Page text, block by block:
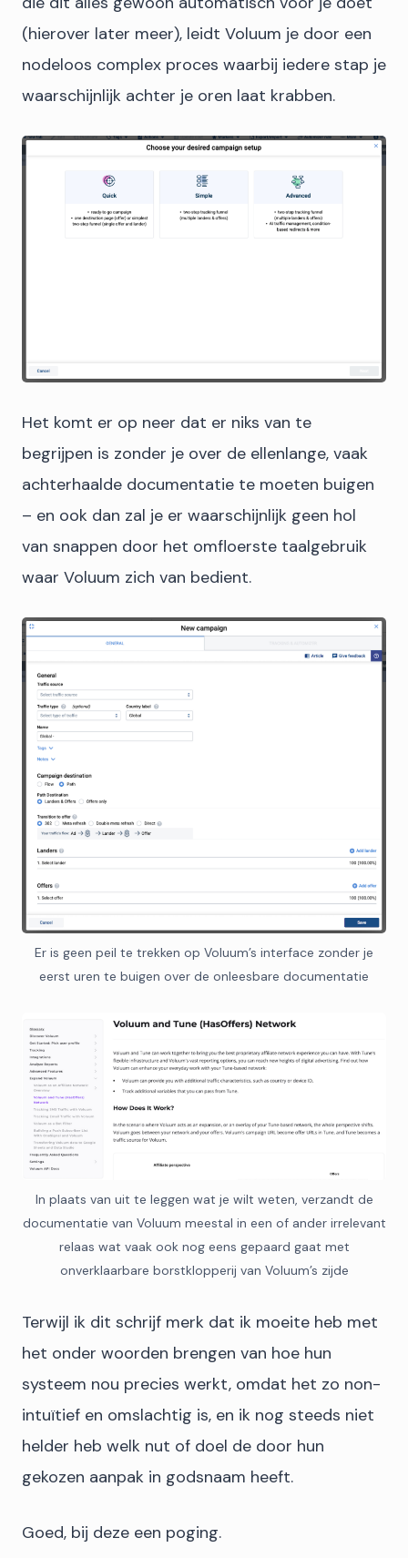
(hierover later meer), leidt Voluum je door een
nodeloos complex proces waarbij iedere stap je
waarschijnlijk achter je oren laat krabben.
Het komt er op neer dat er niks van te
begrijpen is zonder je over de ellenlange, vaak
achterhaalde documentatie te moeten buigen
– en ook dan zal je er waarschijnlijk geen hol
van snappen door het omfloerste taalgebruik
waar Voluum zich van bedient.
Er is geen peil te trekken op Voluum’s interface zonder je
eerst uren te buigen over de onleesbare documentatie
In plaats van uit te leggen wat je wilt weten, verzandt de
documentatie van Voluum meestal in een of ander irrelevant
relaas wat vaak ook nog eens gepaard gaat met
onverklaarbare borstklopperij van Voluum’s zijde
Terwijl ik dit schrijf merk dat ik moeite heb met
het onder woorden brengen van hoe hun
systeem nou precies werkt, omdat het zo non-
intuïtief en omslachtig is, en ik nog steeds niet
helder heb welk nut of doel de door hun
gekozen aanpak in godsnaam heeft.
Goed, bij deze een poging.